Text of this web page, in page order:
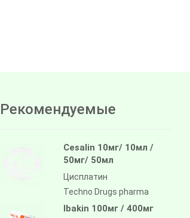
Рекомендуемые
Cesalin 10мг/ 10мл /
50мг/ 50мл
Цисплатин
Techno Drugs pharma
Ibakin 100мг / 400мг